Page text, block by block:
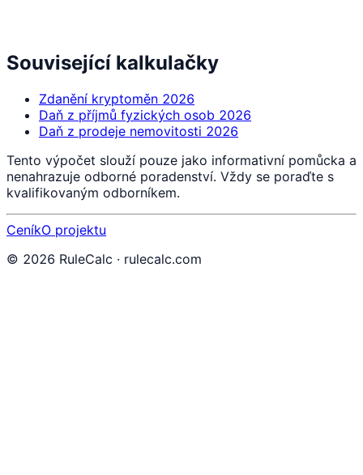
Související kalkulačky
Zdanění kryptoměn 2026
Daň z příjmů fyzických osob 2026
Daň z prodeje nemovitosti 2026
Tento výpočet slouží pouze jako informativní pomůcka a
nenahrazuje odborné poradenství. Vždy se poraďte s
kvalifikovaným odborníkem.
CeníkO projektu
© 2026 RuleCalc · rulecalc.com